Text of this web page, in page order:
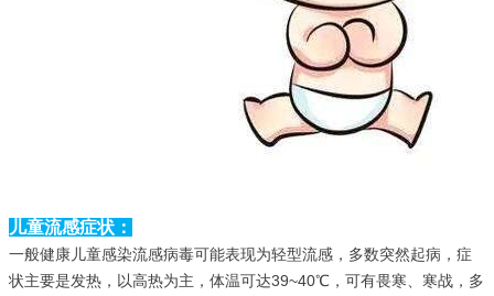
儿童流感症状：
一般健康儿童感染流感病毒可能表现为轻型流感，多数突然起病，症
状主要是发热，以高热为主，体温可达39~40℃，可有畏寒、寒战，多